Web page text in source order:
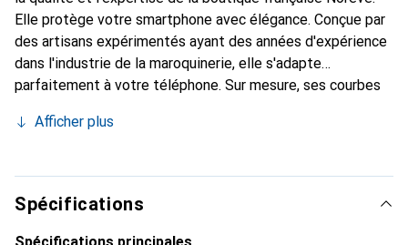
Elle protège votre smartphone avec élégance. Conçue par
des artisans expérimentés ayant des années d'expérience
dans l'industrie de la maroquinerie, elle s'adapte
parfaitement à votre téléphone. Sur mesure, ses courbes
devient l'accessoire chic et indispensable pour votre
produits de haute qualité, la marque Noreve est un choix
fiable pour une clientèle exigeante.
Afficher plus
Spécifications